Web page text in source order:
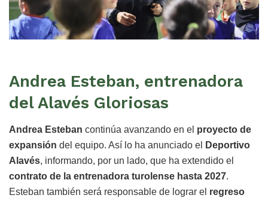
Andrea Esteban, entrenadora
del Alavés Gloriosas
Andrea Esteban continúa avanzando en el proyecto de
expansión del equipo. Así lo ha anunciado el
Deportivo
Alavés, informando, por un lado, que ha extendido el
contrato de la entrenadora turolense hasta 2027.
Esteban también será responsable de lograr el regreso